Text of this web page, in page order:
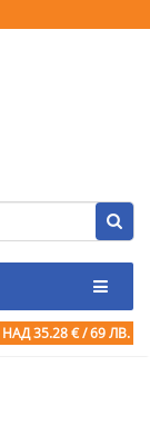
НАД 35.28 € / 69 ЛВ.